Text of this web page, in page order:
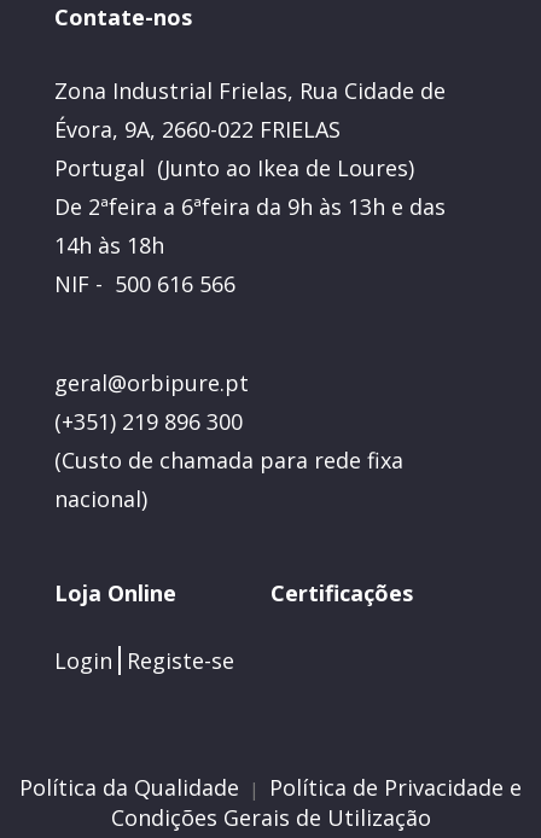
Contate-nos
Zona Industrial Frielas, Rua Cidade de
Évora, 9A, 2660-022 FRIELAS
Portugal (Junto ao Ikea de Loures)
De 2ªfeira a 6ªfeira da 9h às 13h e das
14h às 18h
NIF - 500 616 566
geral@orbipure.pt
(+351) 219 896 300
(Custo de chamada para rede fixa
nacional)
Loja Online
Login Registe-se
Certificações
Política da Qualidade | Política de Privacidade e
Condições Gerais de Utilização